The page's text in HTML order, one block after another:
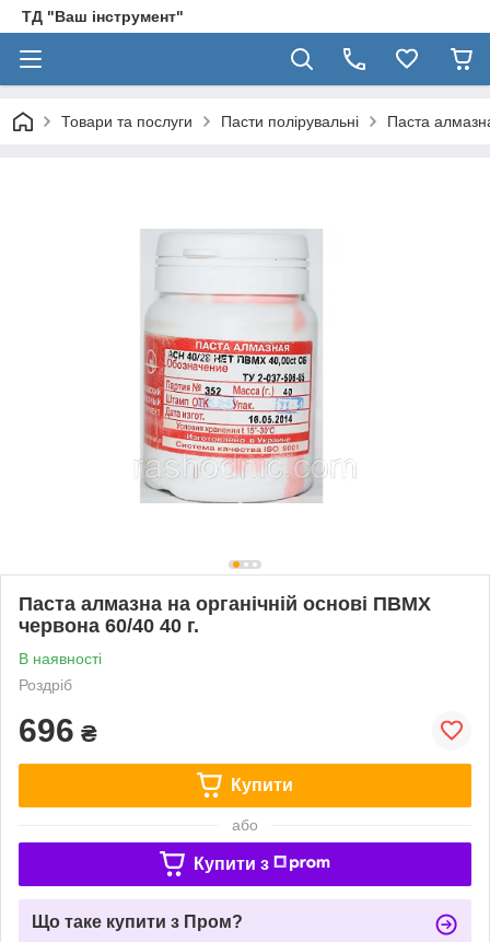
ТД "Ваш інструмент"
Товари та послуги Пасти полірувальні Паста
Паста алмазна на органічній основі ПВМХ
червона 60/40 40 г.
В наявності
Роздріб
696 ₴
Купити
або
Купити з
Що таке купити з Пром?